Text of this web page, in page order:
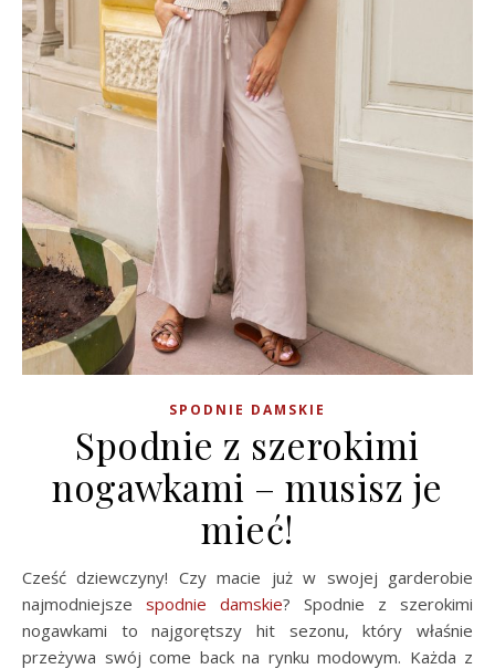
SPODNIE DAMSKIE
Spodnie z szerokimi
nogawkami – musisz je
mieć!
Cześć dziewczyny! Czy macie już w swojej garderobie
najmodniejsze spodnie damskie? Spodnie z szerokimi
nogawkami to najgorętszy hit sezonu, który właśnie
przeżywa swój come back na rynku modowym. Każda z